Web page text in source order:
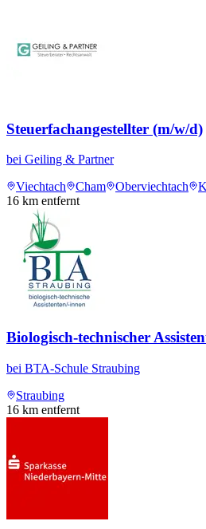
Steuerfachangestellter (m/w/d)
bei Geiling & Partner
Viechtach
Cham Oberviechtach
16 km entfernt
Biologisch-technischer
bei BTA-Schule Straubing
Straubing
16 km entfernt